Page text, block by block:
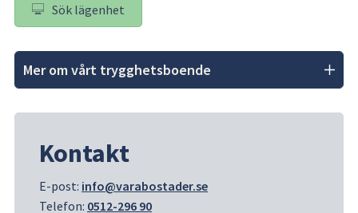
Sök lägenhet
Mer om vårt trygghetsboende
Kontakt
E-post: info@varabostader.se
Telefon: 0512-296 90